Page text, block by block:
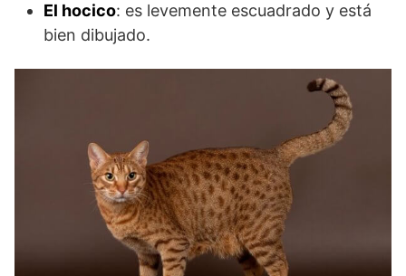
El hocico: es levemente escuadrado y está
bien dibujado.